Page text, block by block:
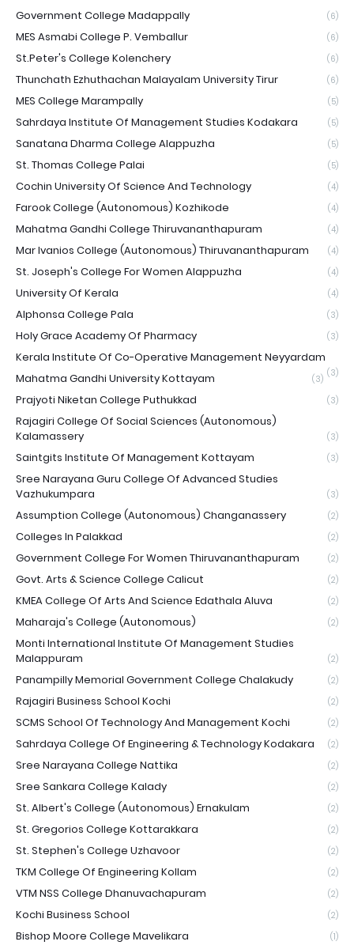
Government College Madappally (6)
MES Asmabi College P. Vemballur (6)
St.Peter's College Kolenchery (6)
Thunchath Ezhuthachan Malayalam University Tirur (6)
MES College Marampally (5)
Sahrdaya Institute Of Management Studies Kodakara (5)
Sanatana Dharma College Alappuzha (5)
St. Thomas College Palai (5)
Cochin University Of Science And Technology (4)
Farook College (Autonomous) Kozhikode (4)
Mahatma Gandhi College Thiruvananthapuram (4)
Mar Ivanios College (Autonomous) Thiruvananthapuram (4)
St. Joseph's College For Women Alappuzha (4)
University Of Kerala (4)
Alphonsa College Pala (3)
Holy Grace Academy Of Pharmacy (3)
Kerala Institute Of Co-Operative Management Neyyardam
(3)
Mahatma Gandhi University Kottayam (3)
Prajyoti Niketan College Puthukkad (3)
Rajagiri College Of Social Sciences (Autonomous)
Kalamassery
(3)
Saintgits Institute Of Management Kottayam (3)
Sree Narayana Guru College Of Advanced Studies
Vazhukumpara
(3)
Assumption College (Autonomous) Changanassery (2)
Colleges In Palakkad (2)
Government College For Women Thiruvananthapuram (2)
Govt. Arts & Science College Calicut (2)
KMEA College Of Arts And Science Edathala Aluva (2)
Maharaja's College (Autonomous) (2)
Monti International Institute Of Management Studies
Malappuram
(2)
Panampilly Memorial Government College Chalakudy (2)
Rajagiri Business School Kochi (2)
SCMS School Of Technology And Management Kochi (2)
Sahrdaya College Of Engineering & Technology Kodakara (2)
Sree Narayana College Nattika (2)
Sree Sankara College Kalady (2)
St. Albert's College (Autonomous) Ernakulam (2)
St. Gregorios College Kottarakkara (2)
St. Stephen's College Uzhavoor (2)
TKM College Of Engineering Kollam (2)
VTM NSS College Dhanuvachapuram (2)
Kochi Business School (2)
Bishop Moore College Mavelikara (1)